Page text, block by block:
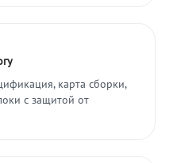
карта сборки,
с защитой от